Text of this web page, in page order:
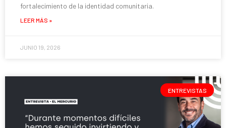
fortalecimiento de la identidad comunitaria.
LEER MÁS »
JUNIO 19, 2026
ENTREVISTAS